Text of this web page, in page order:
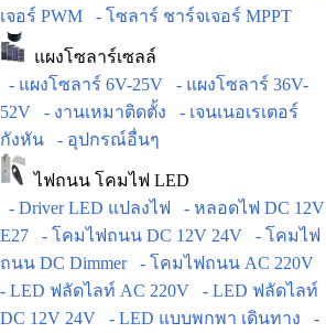
เจอร์ PWM
- โซลาร์ ชาร์จเจอร์ MPPT
แผงโซลาร์เซลล์
- แผงโซลาร์ 6V-25V
- แผงโซลาร์ 36V-
52V
- งานเหมาติดตั้ง
- เจนเนอเรเตอร์
กังหัน
- อุปกรณ์อื่นๆ
ไฟถนน โคมไฟ LED
- Driver LED แปลงไฟ
- หลอดไฟ DC 12V
E27
- โคมไฟถนน DC 12V 24V
- โคมไฟ
ถนน DC Dimmer
- โคมไฟถนน AC 220V
- LED ฟลัดไลท์ AC 220V
- LED ฟลัดไลท์
DC 12V 24V
- LED แบบพกพา เดินทาง
-